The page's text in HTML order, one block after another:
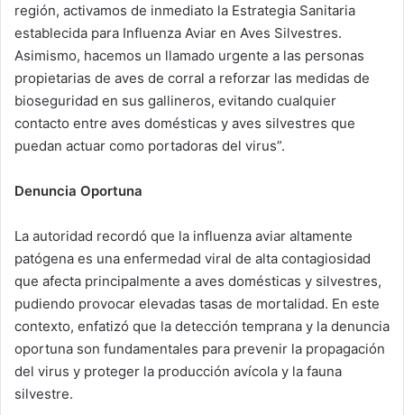
región, activamos de inmediato la Estrategia Sanitaria
establecida para Influenza Aviar en Aves Silvestres.
Asimismo, hacemos un llamado urgente a las personas
propietarias de aves de corral a reforzar las medidas de
bioseguridad en sus gallineros, evitando cualquier
contacto entre aves domésticas y aves silvestres que
puedan actuar como portadoras del virus”.
Denuncia Oportuna
La autoridad recordó que la influenza aviar altamente
patógena es una enfermedad viral de alta contagiosidad
que afecta principalmente a aves domésticas y silvestres,
pudiendo provocar elevadas tasas de mortalidad. En este
contexto, enfatizó que la detección temprana y la denuncia
oportuna son fundamentales para prevenir la propagación
del virus y proteger la producción avícola y la fauna
silvestre.